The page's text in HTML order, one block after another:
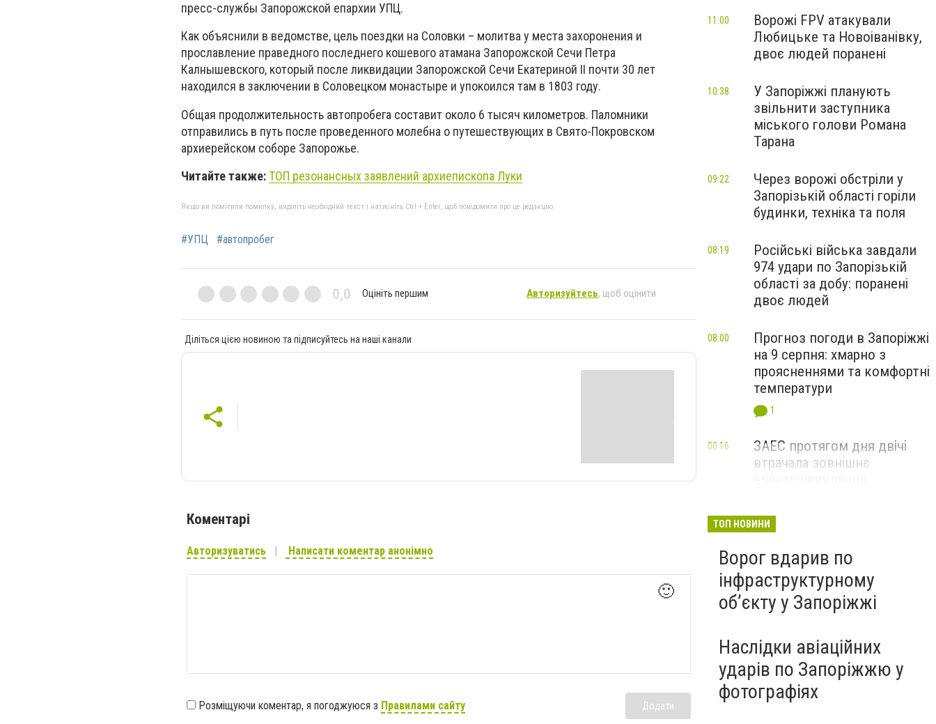
пресс-службы Запорожской епархии УПЦ.
Как объяснили в ведомстве, цель поездки на Соловки – молитва у места захоронения и
прославление праведного последнего кошевого атамана Запорожской Сечи Петра
Калнышевского, который после ликвидации Запорожской Сечи Екатериной II почти 30 лет
находился в заключении в Соловецком монастыре и упокоился там в 1803 году.
Общая продолжительность автопробега составит около 6 тысяч километров. Паломники
отправились в путь после проведенного молебна о путешествующих в Свято-Покровском
архиерейском соборе Запорожье.
Читайте также:ТОП резонансных заявлений архиепископа Луки
Якщо ви помітили помилку, виділіть необхідний текст і натисніть Ctrl + Enter, щоб повідомити про це редакцію
#УПЦ #автопробег
0,0 Оцініть першим Авторизуйтесь, щоб оцінити
Діліться цією новиною та підписуйтесь на наші канали
Коментарі
Авторизуватись Написати коментар анонімно
🙂
Розміщуючи коментар, я погоджуюся з Правилами сайту Додати
Ворожі FPV атакували
Любицьке та Новоіванівку,
двоє людей поранені
11:00
У Запоріжжі планують
звільнити заступника
міського голови Романа
Тарана
10:38
Через ворожі обстріли у
Запорізькій області горіли
будинки, техніка та поля
09:22
Російські війська завдали
974 удари по Запорізькій
області за добу: поранені
двоє людей
08:19
Прогноз погоди в Запоріжжі
на 9 серпня: хмарно з
проясненнями та комфортні
температури
1
08:00
ЗАЕС протягом дня двічі
втрачала зовнішнє
00:16
ТОП НОВИНИ
Ворог вдарив по
інфраструктурному
обʼєкту у Запоріжжі
Наслідки авіаційних
ударів по Запоріжжю у
фотографіях